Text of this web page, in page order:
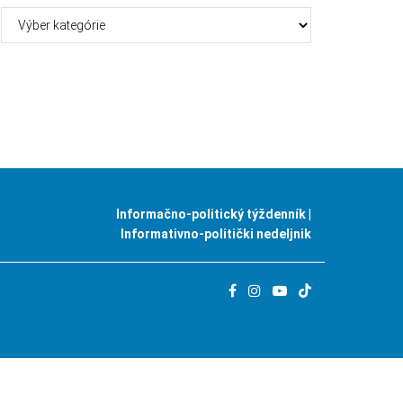
Informačno-politický týždenník |
Informativno-politički nedeljnik